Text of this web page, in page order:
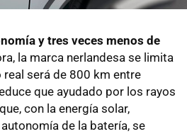
y tres veces menos de
la marca nerlandesa se limita
real será de 800 km entre
que ayudado por los rayos
con la energía solar,
de la batería, se